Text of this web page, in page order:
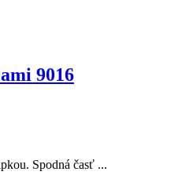
9016
Spodná časť ...